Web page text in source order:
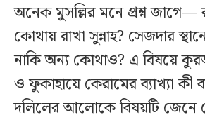
অনেক মুসল্লির মনে প্রশ্ন
কোথায় রাখা সুন্নাহ? সেজদার
নাকি অন্য কোথাও? এ বিষয়ে
ও ফুকাহায়ে কেরামের ব্যাখ্যা
দলিলের আলোকে বিষয়টি জেনে